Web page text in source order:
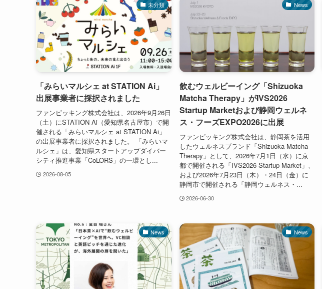
未分類
「みらいマルシェ at STATION Ai」
出展事業者に採択されました
ファンピッキング株式会社は、2026年9月26日
（土）にSTATION Ai（愛知県名古屋市）で開
催される「みらいマルシェ at STATION Ai」
の出展事業者に採択されました。 「みらいマ
ルシェ」は、愛知県スタートアップダイバー
シティ推進事業「CoLORS」の一環とし...
2026-08-05
News
飲むウェルビーイング「Shizuoka
Matcha Therapy」がIVS2026
Startup Marketおよび静岡ウェルネ
ス・フーズEXPO2026に出展
ファンピッキング株式会社は、静岡茶を活用
したウェルネスブランド「Shizuoka Matcha
Therapy」として、2026年7月1日（水）に京
都で開催される「IVS2026 Startup Market」、
および2026年7月23日（木）・24日（金）に
静岡市で開催される「静岡ウェルネス・...
2026-06-30
News News